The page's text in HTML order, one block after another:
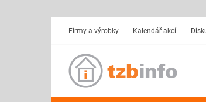
Firmy a výrobky Kalendář akcí